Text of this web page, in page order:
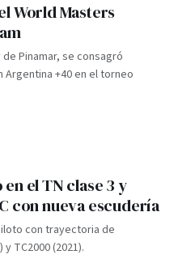
World Masters
Pinamar, se consagró
Argentina +40 en el torneo
el TN clase 3 y
con nueva escudería
con trayectoria de
TC2000 (2021).